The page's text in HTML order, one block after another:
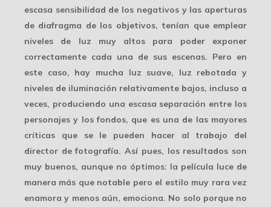
escasa sensibilidad de los negativos y las aperturas
de diafragma de los objetivos, tenían que emplear
niveles de luz muy altos para poder exponer
correctamente cada una de sus escenas. Pero en
este caso, hay mucha luz suave, luz rebotada y
niveles de iluminación relativamente bajos, incluso a
veces, produciendo una escasa separación entre los
personajes y los fondos, que es una de las mayores
críticas que se le pueden hacer al trabajo del
director de fotografía. Así pues, los resultados son
muy buenos, aunque no óptimos: la película luce de
manera más que notable pero el estilo muy rara vez
enamora y menos aún, emociona. No solo porque no